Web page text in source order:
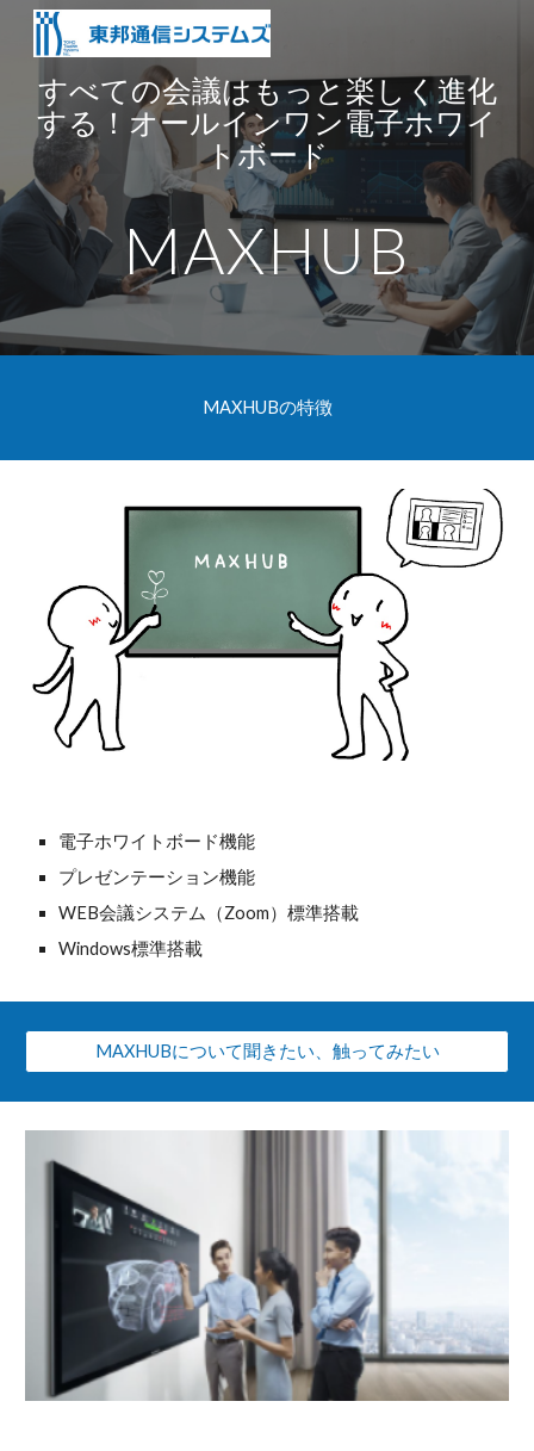
Skip to main content
すべての会議はもっと楽しく進化
する！オールインワン電子ホワイ
トボード
MAXHUB
MAXHUBの特徴
電子ホワイトボード機能
プレゼンテーション機能
WEB会議システム（Zoom）標準搭載
Windows標準搭載
MAXHUBについて聞きたい、触ってみたい